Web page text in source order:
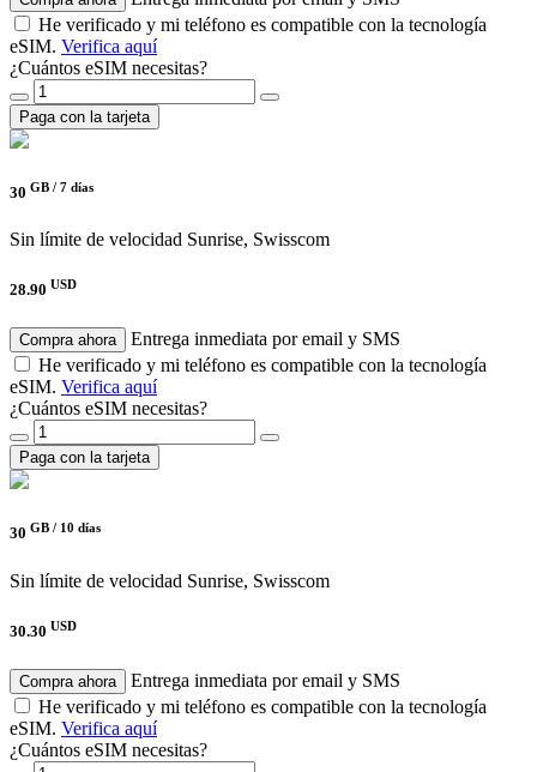
He verificado y mi teléfono es compatible con la tecnología
eSIM. Verifica aquí
¿Cuántos eSIM necesitas?
Paga con la tarjeta
30 GB / 7 días
Sin límite de velocidad Sunrise, Swisscom
28.90 USD
Compra ahora
Entrega inmediata por email y SMS
He verificado y mi teléfono es compatible con la tecnología
eSIM. Verifica aquí
¿Cuántos eSIM necesitas?
Paga con la tarjeta
30 GB / 10 días
Sin límite de velocidad Sunrise, Swisscom
30.30 USD
Compra ahora
Entrega inmediata por email y SMS
He verificado y mi teléfono es compatible con la tecnología
eSIM. Verifica aquí
¿Cuántos eSIM necesitas?